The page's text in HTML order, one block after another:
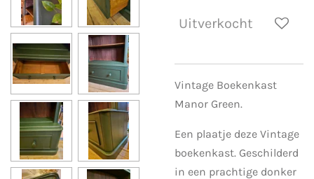
Uitverkocht
Vintage Boekenkast
Manor Green.
Een plaatje deze Vintage
boekenkast. Geschilderd
in een prachtige donker